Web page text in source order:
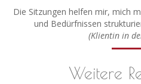
Die Sitzungen helfen mir, mich
und Bedürfnissen
(Klientin in
Weitere